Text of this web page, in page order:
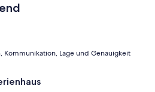
Kommunikation, Lage und Genauigkeit